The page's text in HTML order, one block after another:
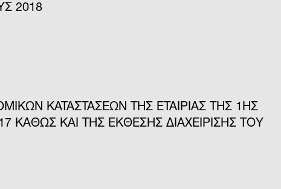
2018
ΚΑΤΑΣΤΑΣΕΩΝ ΤΗΣ ΕΤΑΙΡΙΑΣ ΤΗΣ 1ΗΣ
ΚΑΘΩΣ ΚΑΙ ΤΗΣ ΕΚΘΕΣΗΣ ΔΙΑΧΕΙΡΙΣΗΣ ΤΟΥ